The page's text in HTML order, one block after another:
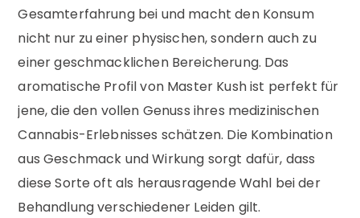
Gesamterfahrung bei und macht den Konsum
nicht nur zu einer physischen, sondern auch zu
einer geschmacklichen Bereicherung. Das
aromatische Profil von Master Kush ist perfekt für
jene, die den vollen Genuss ihres medizinischen
Cannabis-Erlebnisses schätzen. Die Kombination
aus Geschmack und Wirkung sorgt dafür, dass
diese Sorte oft als herausragende Wahl bei der
Behandlung verschiedener Leiden gilt.